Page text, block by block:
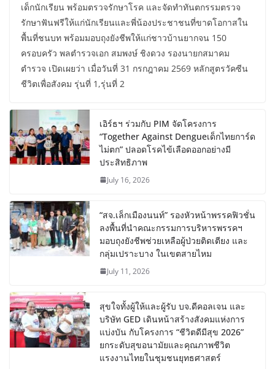
เด็กนักเรียน พร้อมตรวจรักษาโรค และจัดทำทันตกรรมตรวจ
รักษาฟันฟรีให้แก่นักเรียนและพี่น้องประชาชนที่ขาดโอกาสใน
พื้นที่ชนบท พร้อมมอบถุงยังชีพให้แก่ชาวบ้านยากจน 150
ครอบครัว พลตำรวจเอก สมพงษ์ ชิงดวง รองนายกสมาคม
ตำรวจ เปิดเผยว่า เมื่อวันที่ 31 กรกฎาคม 2569 หลักสูตรวัคซีน
ชีวิตเพื่อสังคม รุ่นที่ 1,รุ่นที่ 2
เอิร์ธฯ ร่วมกับ PIM จัดโครงการ
“Together Against Dengueเด็กไทยการ์ด
ไม่ตก” ปลอดโรคไข้เลือดออกอย่างมี
ประสิทธิภาพ
July 16, 2026
“สจ.เล็กเมืองนนท์” รองหัวหน้าพรรคฟิวชั่น
ลงพื้นที่นำคณะกรรมการบริหารพรรคฯ
มอบถุงยังชีพช่วยเหลือผู้ป่วยติดเตียง และ
กลุ่มเปราะบาง ในเขตสายไหม
July 11, 2026
สุขใจทั้งผู้ให้และผู้รับ บจ.ดีคอลเจน และ
บริษัท GED เดินหน้าสร้างสังคมแห่งการ
แบ่งบัน​ กับโครงการ “ชีวิตดีมีสุข 2026”
ยกระดับสุขอนามัยและคุณภาพชีวิต
แรงงานไทยในชุมชนยุทธศาสตร์